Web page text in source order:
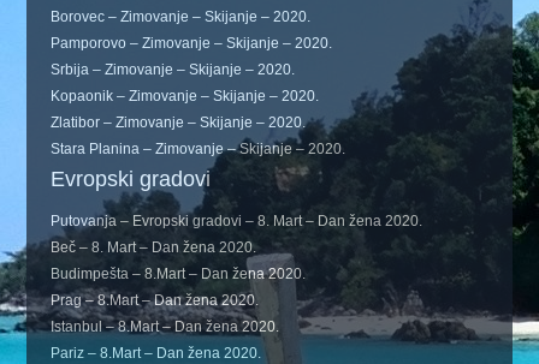
Borovec – Zimovanje – Skijanje – 2020.
Pamporovo – Zimovanje – Skijanje – 2020.
Srbija – Zimovanje – Skijanje – 2020.
Kopaonik – Zimovanje – Skijanje – 2020.
Zlatibor – Zimovanje – Skijanje – 2020.
Stara Planina – Zimovanje – Skijanje – 2020.
Evropski gradovi
Putovanja – Evropski gradovi – 8. Mart – Dan žena 2020.
Beč – 8. Mart – Dan žena 2020.
Budimpešta – 8.Mart – Dan žena 2020.
Prag – 8.Mart – Dan žena 2020.
Istanbul – 8.Mart – Dan žena 2020.
Pariz – 8.Mart – Dan žena 2020.